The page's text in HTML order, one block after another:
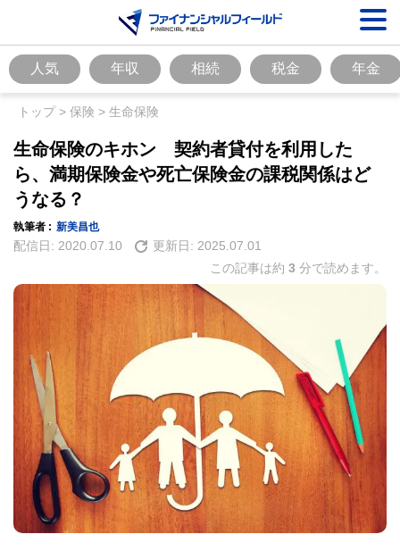
人気 年収 相続 税金 年金
トップ> 保険 > 生命保険
生命保険のキホン 契約者貸付を利用した
ら、満期保険金や死亡保険金の課税関係はど
うなる？
執筆者 : 新美昌也
配信日: 2020.07.10 更新日: 2025.07.01
この記事は約 3 分で読めます。